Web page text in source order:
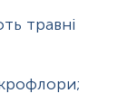
травні